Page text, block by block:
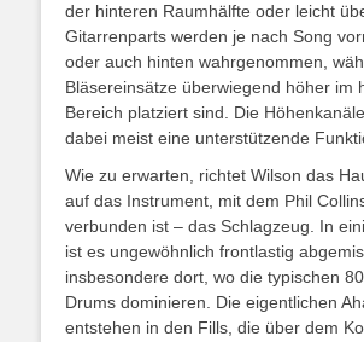
der hinteren Raumhälfte oder leicht
Gitarrenparts werden je nach Song
oder auch hinten wahrgenommen,
Bläsereinsätze überwiegend höher im
Bereich platziert sind. Die
dabei meist eine unterstützende
Wie zu erwarten, richtet Wilson das
auf das Instrument, mit dem Phil
verbunden ist – das Schlagzeug. In
ist es ungewöhnlich frontlastig
insbesondere dort, wo die typischen
Drums dominieren. Die eigentlichen
entstehen in den Fills, die über dem